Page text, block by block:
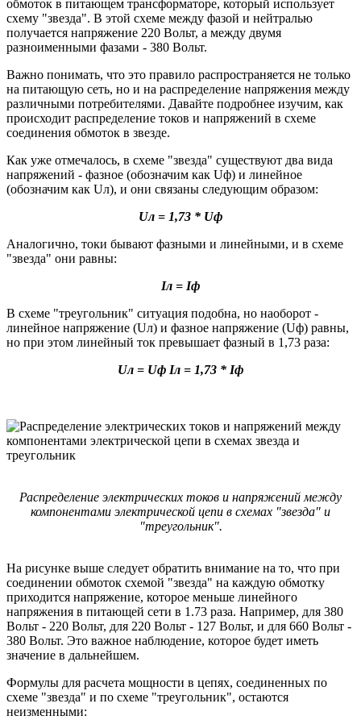
обмоток в питающем трансформаторе, который использует
схему "звезда". В этой схеме между фазой и нейтралью
получается напряжение 220 Вольт, а между двумя
разноименными фазами - 380 Вольт.
Важно понимать, что это правило распространяется не только
на питающую сеть, но и на распределение напряжения между
различными потребителями. Давайте подробнее изучим, как
происходит распределение токов и напряжений в схеме
соединения обмоток в звезде.
Как уже отмечалось, в схеме "звезда" существуют два вида
напряжений - фазное (обозначим как Uф) и линейное
(обозначим как Uл), и они связаны следующим образом:
Uл = 1,73 * Uф
Аналогично, токи бывают фазными и линейными, и в схеме
"звезда" они равны:
Iл = Iф
В схеме "треугольник" ситуация подобна, но наоборот -
линейное напряжение (Uл) и фазное напряжение (Uф) равны,
но при этом линейный ток превышает фазный в 1,73 раза:
Uл = Uф Iл = 1,73 * Iф
Распределение электрических токов и напряжений между
компонентами электрической цепи в схемах "звезда" и
"треугольник".
На рисунке выше следует обратить внимание на то, что при
соединении обмоток схемой "звезда" на каждую обмотку
приходится напряжение, которое меньше линейного
напряжения в питающей сети в 1.73 раза. Например, для 380
Вольт - 220 Вольт, для 220 Вольт - 127 Вольт, и для 660 Вольт -
380 Вольт. Это важное наблюдение, которое будет иметь
значение в дальнейшем.
Формулы для расчета мощности в цепях, соединенных по
схеме "звезда" и по схеме "треугольник", остаются
неизменными: